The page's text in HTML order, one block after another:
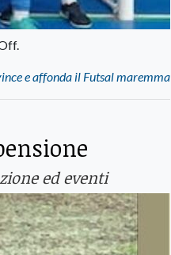
e affonda il Futsal maremma
ed eventi